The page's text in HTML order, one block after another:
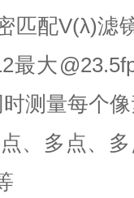
匹配V(λ)滤
最大
时测量每个
、多点、